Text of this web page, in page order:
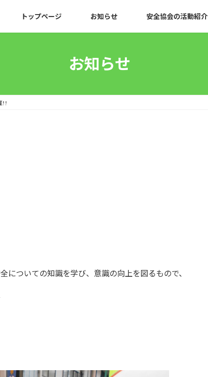
トップページ お知らせ 安全協会の活動紹介
お知らせ
!!
についての知識を学び、意識の向上を図るもので、